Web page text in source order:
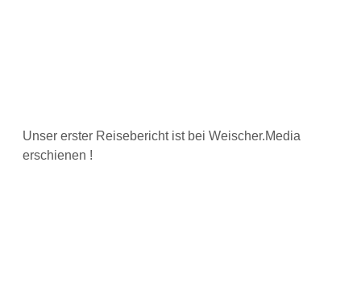
Unser erster Reisebericht ist bei Weischer.Media
erschienen !